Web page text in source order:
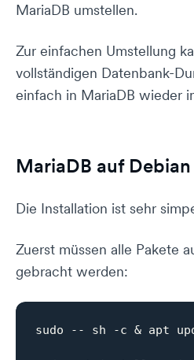
MariaDB umstellen.
Zur einfachen Umstellung
vollständigen Datenbank-
einfach in MariaDB wieder
MariaDB auf
Die Installation ist sehr
Zuerst müssen alle Pakete
gebracht werden:
sudo -- sh -c & apt